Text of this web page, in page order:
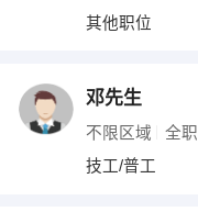
其他职位
邓先生
不限区域 全职
技工/普工